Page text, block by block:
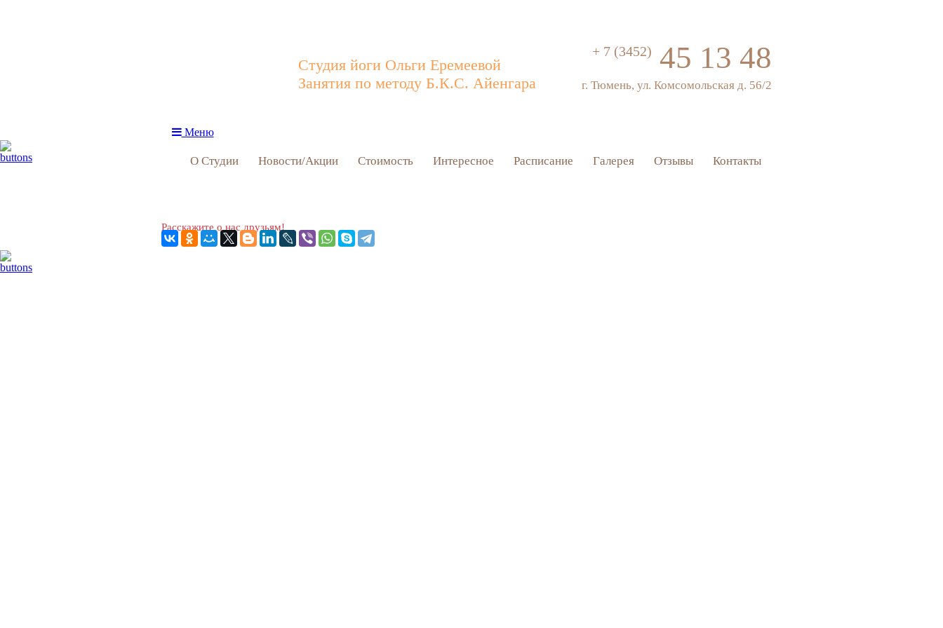
Студия йоги Ольги Еремеевой
Занятия по методу Б.К.С. Айенгара
+ 7 (3452) 45 13 48
г. Тюмень, ул. Комсомольская д. 56/2
Меню
О Студии Новости/Акции Стоимость Интересное Расписание Галерея Отзывы Контакты
Расскажите о нас друзьям!